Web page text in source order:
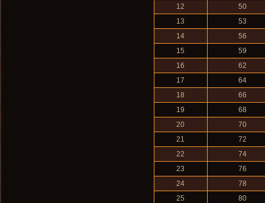
12
50
13
53
14
56
15
59
16
62
17
64
18
66
19
68
20
70
21
72
22
74
23
76
24
78
25
80